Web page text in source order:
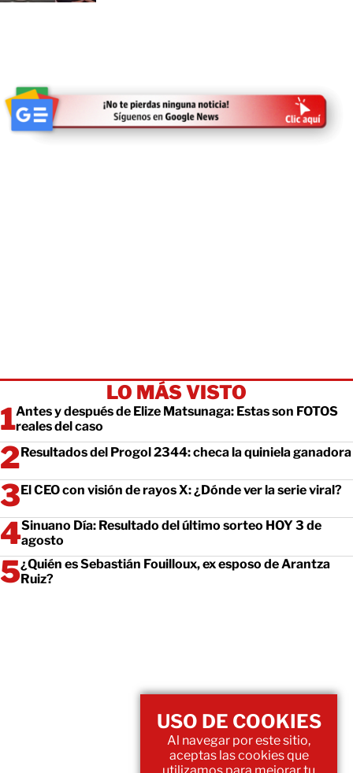
LO MÁS VISTO
Antes y después de Elize Matsunaga: Estas son FOTOS
reales del caso
Resultados del Progol 2344: checa la quiniela ganadora
El CEO con visión de rayos X: ¿Dónde ver la serie viral?
Sinuano Día: Resultado del último sorteo HOY 3 de
agosto
¿Quién es Sebastián Fouilloux, ex esposo de Arantza
Ruiz?
USO DE COOKIES
Al navegar por este sitio,
aceptas las cookies que